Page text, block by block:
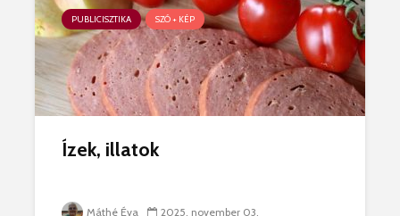
PUBLICISZTIKA SZÓ + KÉP
Ízek, illatok
Máthé Éva 2025. november 03.